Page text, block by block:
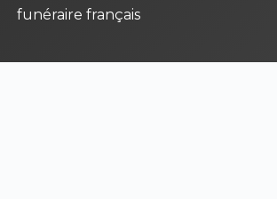
funéraire français